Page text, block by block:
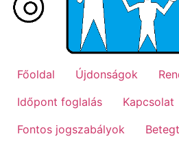
Főoldal Újdonságok
Időpont foglalás
Kapcsolat
Fontos jogszabályok